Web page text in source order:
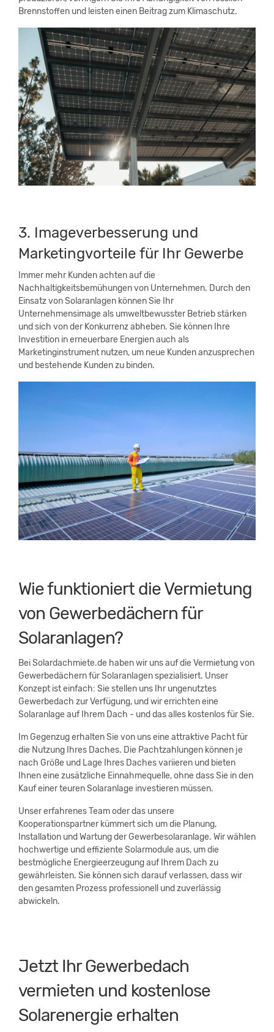
Brennstoffen und leisten einen Beitrag zum Klimaschutz.
3. Imageverbesserung und
Marketingvorteile für Ihr Gewerbe
Immer mehr Kunden achten auf die
Nachhaltigkeitsbemühungen von Unternehmen. Durch den
Einsatz von Solaranlagen können Sie Ihr
Unternehmensimage als umweltbewusster Betrieb stärken
und sich von der Konkurrenz abheben. Sie können Ihre
Investition in erneuerbare Energien auch als
Marketinginstrument nutzen, um neue Kunden anzusprechen
und bestehende Kunden zu binden.
Wie funktioniert die Vermietung
von Gewerbedächern für
Solaranlagen?
Bei Solardachmiete.de haben wir uns auf die Vermietung von
Gewerbedächern für Solaranlagen spezialisiert. Unser
Konzept ist einfach: Sie stellen uns Ihr ungenutztes
Gewerbedach zur Verfügung, und wir errichten eine
Solaranlage auf Ihrem Dach - und das alles kostenlos für Sie.
Im Gegenzug erhalten Sie von uns eine attraktive Pacht für
die Nutzung Ihres Daches. Die Pachtzahlungen können je
nach Größe und Lage Ihres Daches variieren und bieten
Ihnen eine zusätzliche Einnahmequelle, ohne dass Sie in den
Kauf einer teuren Solaranlage investieren müssen.
Unser erfahrenes Team oder das unsere
Kooperationspartner kümmert sich um die Planung,
Installation und Wartung der Gewerbesolaranlage. Wir wählen
hochwertige und effiziente Solarmodule aus, um die
bestmögliche Energieerzeugung auf Ihrem Dach zu
gewährleisten. Sie können sich darauf verlassen, dass wir
den gesamten Prozess professionell und zuverlässig
abwickeln.
Jetzt Ihr Gewerbedach
vermieten und kostenlose
Solarenergie erhalten